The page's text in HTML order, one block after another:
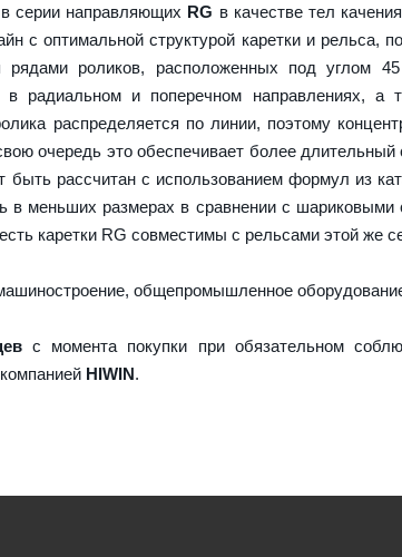
серии направляющих RG в качестве тел
с оптимальной структурой каретки и рельса,
рядами роликов, расположенных под углом
в радиальном и поперечном направлениях,
распределяется по линии, поэтому
очередь это обеспечивает более
рассчитан с использованием формул из
в меньших размерах в сравнении с
каретки RG совместимы с рельсами этой же
общепромышленное
с момента покупки при обязательном
HIWIN.